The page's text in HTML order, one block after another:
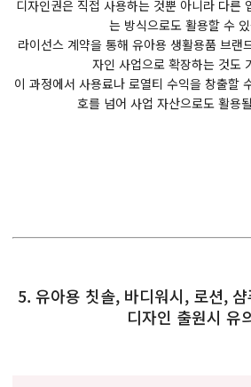
디자인권은 직접 사용하는 것뿐 아니라 다른
는 방식으로도 활용할 수
라이선스 계약을 통해 유아용 생활용품 브랜
자인 사업으로 확장하는 것도
이 과정에서 사용료나 로열티 수익을 창출할
호를 넘어 사업 자산으로도 활용
5. 유아용 칫솔, 바디워시, 로션,
디자인 출원시 유